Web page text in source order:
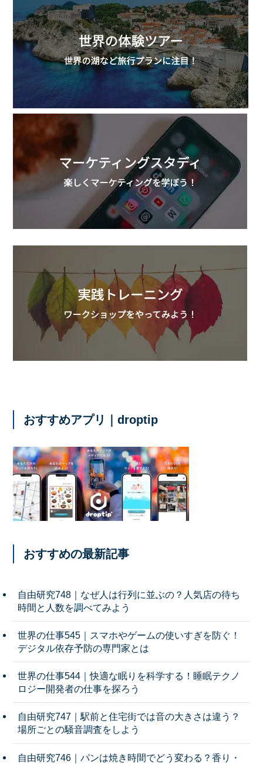
おすすめアプリ｜droptip
おすすめの最新記事
自由研究748｜なぜ人は行列に並ぶの？人気店の待ち
時間と人数を調べてみよう
世界の仕事545｜スマホやゲームの使いすぎを防ぐ！
デジタル依存予防の専門家とは
世界の仕事544｜快適な眠りを科学する！睡眠テクノ
ロジー開発者の仕事を探ろう
自由研究747｜駅前と住宅街では音の大きさは違う？
場所ごとの騒音調査をしよう
自由研究746｜パンは焼き時間でどう変わる？香り・